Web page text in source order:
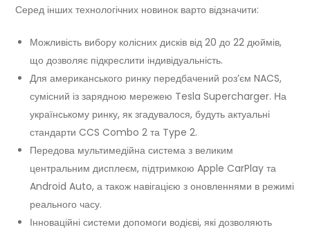
Серед інших технологічних новинок варто відзначити:
Можливість вибору колісних дисків від 20 до 22 дюймів,
що дозволяє підкреслити індивідуальність.
Для американського ринку передбачений роз’єм NACS,
сумісний із зарядною мережею Tesla Supercharger. На
українському ринку, як згадувалося, будуть актуальні
стандарти CCS Combo 2 та Type 2.
Передова мультимедійна система з великим
центральним дисплеєм, підтримкою Apple CarPlay та
Android Auto, а також навігацією з оновленнями в режимі
реального часу.
Інноваційні системи допомоги водієві, які дозволяють